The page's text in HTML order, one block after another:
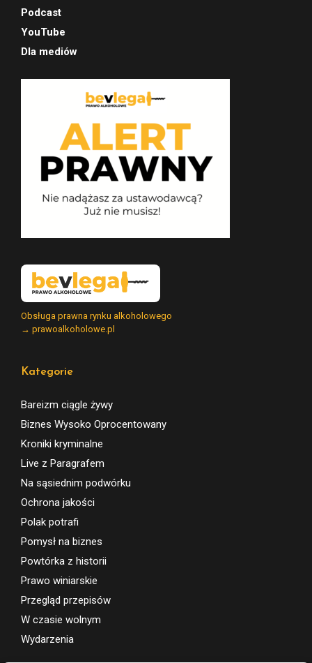
Podcast
YouTube
Dla mediów
Obsługa prawna rynku alkoholowego
→ prawoalkoholowe.pl
Kategorie
Bareizm ciągle żywy
Biznes Wysoko Oprocentowany
Kroniki kryminalne
Live z Paragrafem
Na sąsiednim podwórku
Ochrona jakości
Polak potrafi
Pomysł na biznes
Powtórka z historii
Prawo winiarskie
Przegląd przepisów
W czasie wolnym
Wydarzenia